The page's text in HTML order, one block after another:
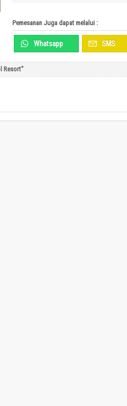
Pemesanan Juga dapat melalui :
Whatsapp SMS
Resort"